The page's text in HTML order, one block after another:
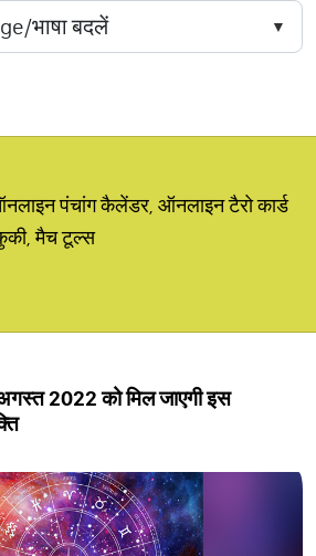
पंचांग कैलेंडर, ऑनलाइन टैरो कार्ड
मैच टूल्स
अगस्त 2022 को मिल जाएगी इस